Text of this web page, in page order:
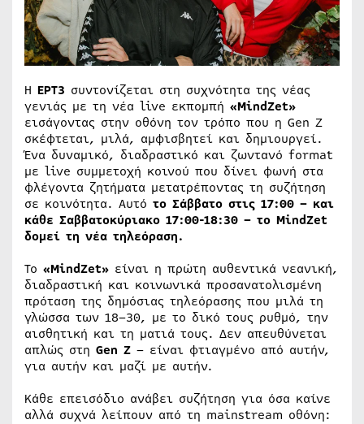
Η ΕΡΤ3 συντονίζεται στη συχνότητα της νέας
γενιάς με τη νέα live εκπομπή «MindZet»
εισάγοντας στην οθόνη τον τρόπο που η Gen Z
σκέφτεται, μιλά, αμφισβητεί και δημιουργεί.
Ένα δυναμικό, διαδραστικό και ζωντανό format
με live συμμετοχή κοινού που δίνει φωνή στα
φλέγοντα ζητήματα μετατρέποντας τη συζήτηση
σε κοινότητα. Αυτό το Σάββατο στις 17:00 – και
κάθε Σαββατοκύριακο 17:00-18:30 – το MindZet
δομεί τη νέα τηλεόραση.
Το «MindZet» είναι η πρώτη αυθεντικά νεανική,
διαδραστική και κοινωνικά προσανατολισμένη
πρόταση της δημόσιας τηλεόρασης που μιλά τη
γλώσσα των 18–30, με το δικό τους ρυθμό, την
αισθητική και τη ματιά τους. Δεν απευθύνεται
απλώς στη Gen Z – είναι φτιαγμένο από αυτήν,
για αυτήν και μαζί με αυτήν.
Κάθε επεισόδιο ανάβει συζήτηση για όσα καίνε
αλλά συχνά λείπουν από τη mainstream οθόνη: